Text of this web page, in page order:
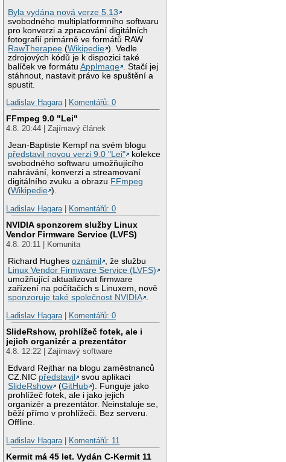
Byla vydána nová verze 5.13
svobodného multiplatformního softwaru
pro konverzi a zpracování digitálních
fotografií primárně ve formátů RAW
RawTherapee (Wikipedie ). Vedle
zdrojových kódů je k dispozici také
balíček ve formátuAppImage
. Stačí jej
stáhnout, nastavit právo ke spuštění a
spustit.
Ladislav Hagara| Komentářů: 0
FFmpeg 9.0 "Lei"
4.8. 20:44 | Zajímavý článek
Jean-Baptiste Kempf na svém blogu
představil novou verzi 9.0 "Lei"
kolekce
svobodného softwaru umožňujícího
nahrávání, konverzi a streamovaní
digitálního zvuku a obrazu FFmpeg
(Wikipedie ).
Ladislav Hagara| Komentářů: 0
NVIDIA sponzorem služby Linux
Vendor Firmware Service (LVFS)
4.8. 20:11 | Komunita
Richard Hughesoznámil
, že službu
Linux Vendor Firmware Service (LVFS)
umožňující aktualizovat firmware
zařízení na počítačích s Linuxem, nově
sponzoruje také společnost NVIDIA .
Ladislav Hagara| Komentářů: 0
SlideRshow, prohlížeč fotek, ale i
jejich organizér a prezentátor
4.8. 12:22 | Zajímavý software
Edvard Rejthar na blogu zaměstnanců
CZ.NIC představil
svou aplikaci
SlideRshow
(GitHub ). Funguje jako
prohlížeč fotek, ale i jako jejich
organizér a prezentátor. Neinstaluje se,
běží přímo v prohlížeči. Bez serveru.
Offline.
Ladislav Hagara| Komentářů: 11
Kermit má 45 let. Vydán C-Kermit 11